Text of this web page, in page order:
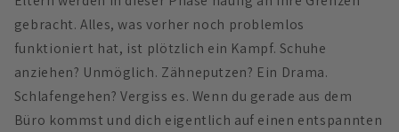
gebracht. Alles, was vorher noch problemlos
funktioniert hat, ist plötzlich ein Kampf. Schuhe
anziehen? Unmöglich. Zähneputzen? Ein Drama.
Schlafengehen? Vergiss es. Wenn du gerade aus dem
Büro kommst und dich eigentlich auf einen entspannten